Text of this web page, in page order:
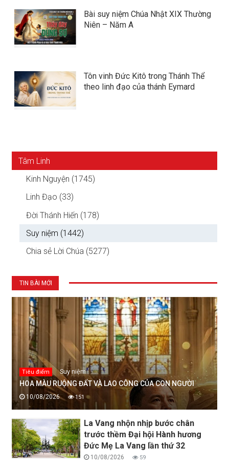
Bài suy niệm Chúa Nhật XIX Thường
Niên – Năm A
Tôn vinh Đức Kitô trong Thánh Thể
theo linh đạo của thánh Eymard
Tâm Linh
Kinh Nguyện (1745)
Linh Đạo (33)
Đời Thánh Hiến (178)
Suy niệm (1442)
Chia sẻ Lời Chúa (5277)
TIN BÀI MỚI
Tiêu điểm Suy niệm
HOA MÀU RUỘNG ĐẤT VÀ LAO CÔNG CỦA CON NGƯỜI
10/08/2026 151
La Vang nhộn nhịp bước chân
trước thềm Đại hội Hành hương
Đức Mẹ La Vang lần thứ 32
10/08/2026 59